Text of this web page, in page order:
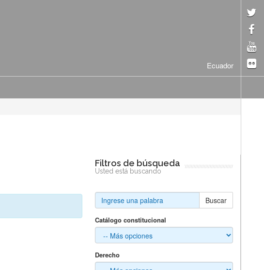
Ecuador
Filtros de búsqueda
Usted está buscando
Buscar
Catálogo constitucional
Derecho